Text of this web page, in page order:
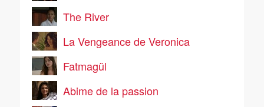
The River
La Vengeance de Veronica
Fatmagül
Abime de la passion